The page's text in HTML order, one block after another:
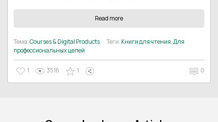
Read more
Тема:Courses & Digital Products Теги: Книги для чтения,Для
профессиональных целей
1 3516 1 0